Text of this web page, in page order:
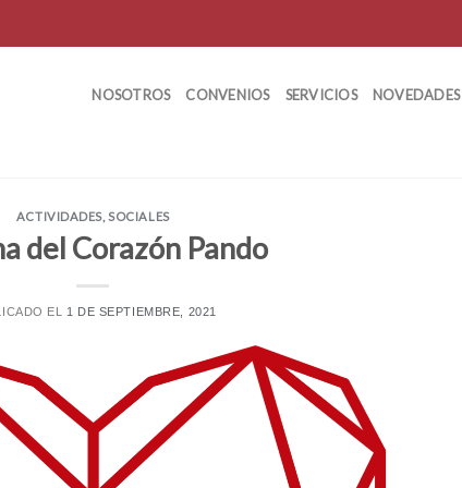
NOSOTROS CONVENIOS SERVICIOS NOVEDADES
ACTIVIDADES,SOCIALES
del Corazón Pando
EL 1 DE SEPTIEMBRE, 2021